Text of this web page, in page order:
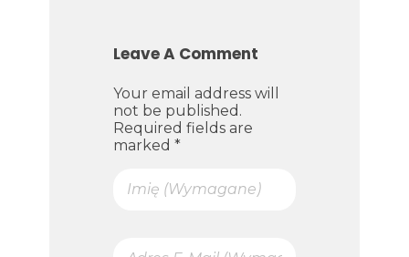
Leave A Comment
Your email address will
not be published.
Required fields are
marked *